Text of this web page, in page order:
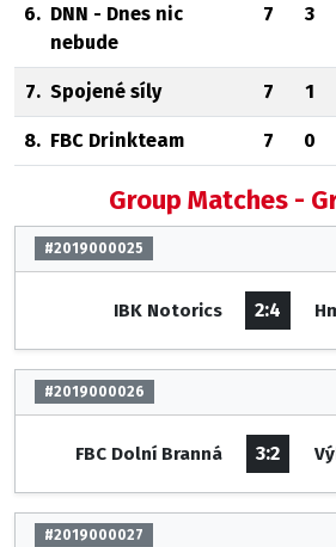
6. DNN - Dnes nic
nebude
7 3
7. Spojené síly 7 1
8. FBC Drinkteam 7 0
Group Matches -
#2019000025
IBK Notorics 2:4
#2019000026
FBC Dolní Branná 3:2
#2019000027